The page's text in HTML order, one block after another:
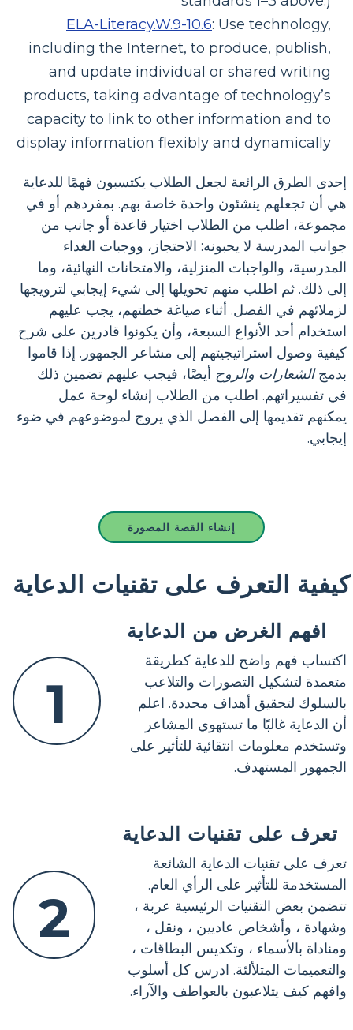
ELA-Literacy.W.9-10.6: Use technology,
including the Internet, to produce, publish,
and update individual or shared writing
products, taking advantage of technology’s
capacity to link to other information and to
display information flexibly and dynamically
إحدى الطرق الرائعة لجعل الطلاب يكتسبون فهمًا للدعاية
هي أن تجعلهم ينشئون واحدة خاصة بهم. بمفردهم أو في
مجموعة، اطلب من الطلاب اختيار قاعدة أو جانب من
جوانب المدرسة لا يحبونه: الاحتجاز، ووجبات الغداء
المدرسية، والواجبات المنزلية، والامتحانات النهائية، وما
إلى ذلك. ثم اطلب منهم تحويلها إلى شيء إيجابي لترويجها
لزملائهم في الفصل. أثناء صياغة خطتهم، يجب عليهم
استخدام أحد الأنواع السبعة، وأن يكونوا قادرين على شرح
كيفية وصول استراتيجيتهم إلى مشاعر الجمهور. إذا قاموا
بدمجالشعارات والروح أيضًا، فيجب عليهم تضمين ذلك
في تفسيراتهم. اطلب من الطلاب إنشاء لوحة عمل
يمكنهم تقديمها إلى الفصل الذي يروج لموضوعهم في ضوء
إيجابي.
إنشاء القصة المصورة
كيفية التعرف على تقنيات الدعاية
1
افهم الغرض من الدعاية
اكتساب فهم واضح للدعاية كطريقة
متعمدة لتشكيل التصورات والتلاعب
بالسلوك لتحقيق أهداف محددة. اعلم
أن الدعاية غالبًا ما تستهوي المشاعر
وتستخدم معلومات انتقائية للتأثير على
الجمهور المستهدف.
2
تعرف على تقنيات الدعاية
تعرف على تقنيات الدعاية الشائعة
المستخدمة للتأثير على الرأي العام.
تتضمن بعض التقنيات الرئيسية عربة ،
وشهادة ، وأشخاص عاديين ، ونقل ،
ومناداة بالأسماء ، وتكديس البطاقات ،
والتعميمات المتلألئة. ادرس كل أسلوب
وافهم كيف يتلاعبون بالعواطف والآراء.